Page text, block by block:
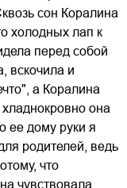
сон Коралина
холодных лап к
перед собой
вскочила и
а Коралина
она
ее дому руки я
родителей, ведь
что
чувствовала